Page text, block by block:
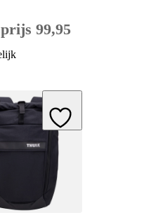
99,95
Add to Wishlist